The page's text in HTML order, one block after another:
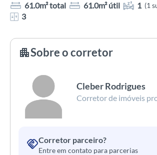
61.0m² total 61.0m² útil 1 (1
3
apartmentSobre o corretor
Cleber Rodrigues
Corretor de imóveis
handshakeCorretor parceiro?
Entre em contato para parcerias